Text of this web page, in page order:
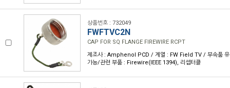
상품번호 : 732049
FWFTVC2N
CAP FOR SQ FLANGE FIREWIRE RCPT
제조사 : Amphenol PCD / 계열 : FW Field TV / 부속품 유
가능/관련 부품 : Firewire(IEEE 1394), 리셉터클